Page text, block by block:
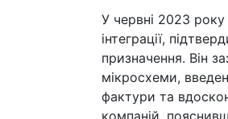
У червні 2023 року
інтеграції,
призначення. Він
мікросхеми,
фактури та
компаній,